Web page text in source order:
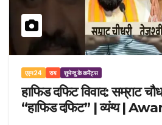
एएन24 राय शुभेन्दु के कमेंट्स
हाफिड दफिट विवाद: सम्राट
“हाफिड दफिट” | व्यंग्य |